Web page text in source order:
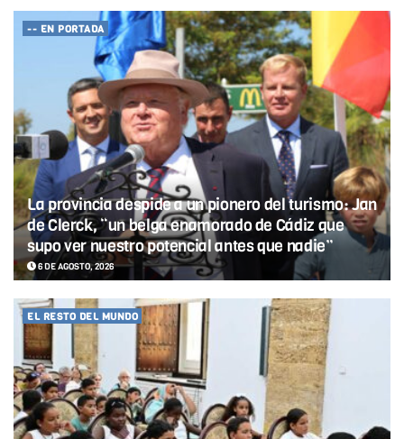
-- EN PORTADA
La provincia despide a un pionero del turismo: Jan
de Clerck, “un belga enamorado de Cádiz que
supo ver nuestro potencial antes que nadie”
6 DE AGOSTO, 2026
EL RESTO DEL MUNDO